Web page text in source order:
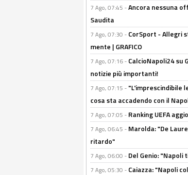
7 Ago, 07:45 -Ancora nessuna
Saudita
7 Ago, 07:30 - CorSport - Allegri
mente | GRAFICO
7 Ago, 07:16 - CalcioNapoli24 su
notizie più importanti!
7 Ago, 07:15 - "L'imprescindibile
cosa sta accadendo con il
7 Ago, 07:05 - Ranking UEFA
7 Ago, 06:45 - Marolda: "De
ritardo"
7 Ago, 06:00 - Del Genio: "Napoli
7 Ago, 05:30 - Caiazza: "Napoli